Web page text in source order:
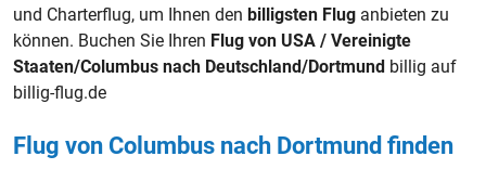
und Charterflug, um Ihnen den billigsten Flug anbieten zu
können. Buchen Sie Ihren Flug von USA / Vereinigte
Staaten/Columbus nach Deutschland/Dortmund billig auf
billig-flug.de
Flug von Columbus nach Dortmund finden